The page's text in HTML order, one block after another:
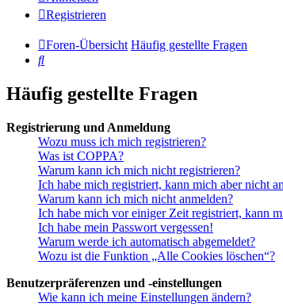
Registrieren
Foren-Übersicht Häufig gestellte Fragen
Suche
Häufig gestellte Fragen
Registrierung und Anmeldung
Wozu muss ich mich registrieren?
Was ist COPPA?
Warum kann ich mich nicht registrieren?
Ich habe mich registriert, kann mich aber nicht
Warum kann ich mich nicht anmelden?
Ich habe mich vor einiger Zeit registriert, kann
Ich habe mein Passwort vergessen!
Warum werde ich automatisch abgemeldet?
Wozu ist die Funktion „Alle Cookies löschen“?
Benutzerpräferenzen und -einstellungen
Wie kann ich meine Einstellungen ändern?